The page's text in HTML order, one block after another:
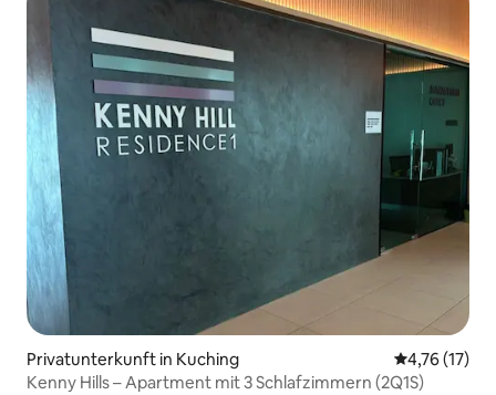
Privatunterkunft in Kuching
4,76 (17)
Kenny Hills – Apartment mit 3 Schlafzimmern (2Q1S)